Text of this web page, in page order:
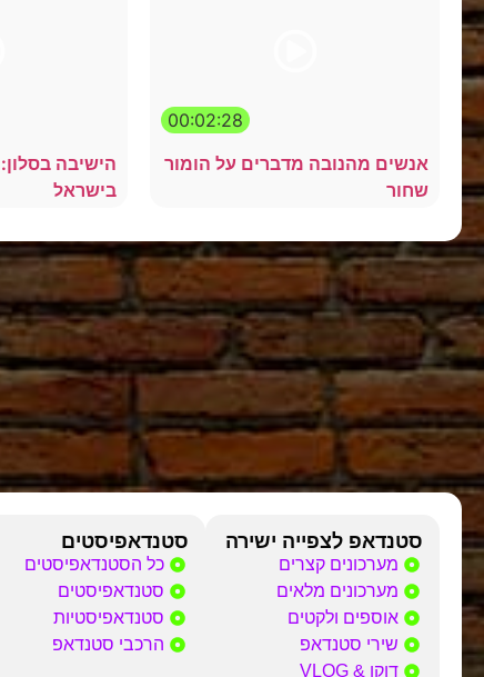
00:02:28
אנשים מהנובה מדברים על הומור
שחור
הישיבה
בישראל
סטנדאפ לצפייה ישירה
מערכונים קצרים
מערכונים מלאים
אוספים ולקטים
שירי סטנדאפ
דוקו & VLOG
סטנדאפיסטים
כל הסטנדאפיסטים
סטנדאפיסטים
סטנדאפיסטיות
הרכבי סטנדאפ